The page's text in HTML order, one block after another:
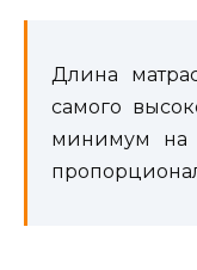
Длина
самого
минимум на